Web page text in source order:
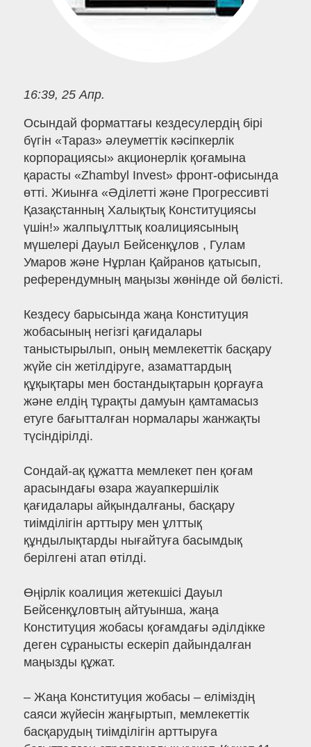
16:39, 25 Апр.
Осындай форматтағы кездесулердің бірі
бүгін «Тараз» әлеуметтік кәсіпкерлік
корпорациясы» акционерлік қоғамына
қарасты «Zhambyl Invest» фронт-офисында
өтті. Жиынға «Әділетті және Прогрессивті
Қазақстанның Халықтық Конституциясы
үшін!» жалпыұлттық коалициясының
мүшелері Дауыл Бейсенқұлов , Гулам
Умаров және Нұрлан Қайранов қатысып,
референдумның маңызы жөнінде ой бөлісті.
Кездесу барысында жаңа Конституция
жобасының негізгі қағидалары
таныстырылып, оның мемлекеттік басқару
жүйе сін жетілдіруге, азаматтардың
құқықтары мен бостандықтарын қорғауға
және елдің тұрақты дамуын қамтамасыз
етуге бағытталған нормалары жанжақты
түсіндірілді.
Сондай-ақ құжатта мемлекет пен қоғам
арасындағы өзара жауапкершілік
қағидалары айқындалғаны, басқару
тиімділігін арттыру мен ұлттық
құндылықтарды нығайтуға басымдық
берілгені атап өтілді.
Өңірлік коалиция жетекшісі Дауыл
Бейсенқұловтың айтуынша, жаңа
Конституция жобасы қоғамдағы әділдікке
деген сұранысты ескеріп дайындалған
маңызды құжат.
– Жаңа Конституция жобасы – еліміздің
саяси жүйесін жаңғыртып, мемлекеттік
басқарудың тиімділігін арттыруға